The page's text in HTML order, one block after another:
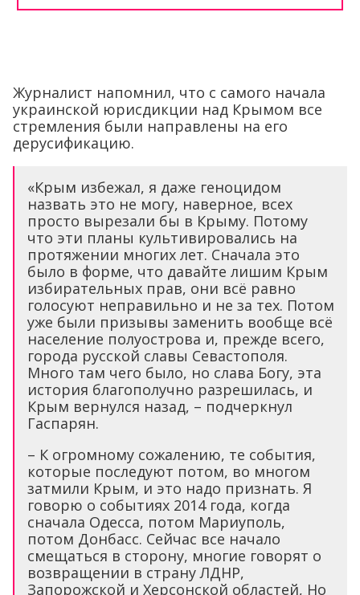
Журналист напомнил, что с самого начала
украинской юрисдикции над Крымом все
стремления были направлены на его
дерусификацию.
«Крым избежал, я даже геноцидом
назвать это не могу, наверное, всех
просто вырезали бы в Крыму. Потому
что эти планы культивировались на
протяжении многих лет. Сначала это
было в форме, что давайте лишим Крым
избирательных прав, они всё равно
голосуют неправильно и не за тех. Потом
уже были призывы заменить вообще всё
население полуострова и, прежде всего,
города русской славы Севастополя.
Много там чего было, но слава Богу, эта
история благополучно разрешилась, и
Крым вернулся назад, – подчеркнул
Гаспарян.
– К огромному сожалению, те события,
которые последуют потом, во многом
затмили Крым, и это надо признать. Я
говорю о событиях 2014 года, когда
сначала Одесса, потом Мариуполь,
потом Донбасс. Сейчас все начало
смещаться в сторону, многие говорят о
возвращении в страну ЛДНР,
Запорожской и Херсонской областей, Но